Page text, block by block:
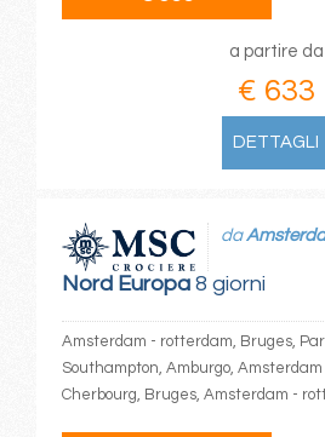
a partire da
€ 633
DETTAGLI
Nord Europa8 giorni
da
Amsterdam - rotterdam, Bruges,
Southampton, Amburgo,
Cherbourg, Bruges, Amsterdam -